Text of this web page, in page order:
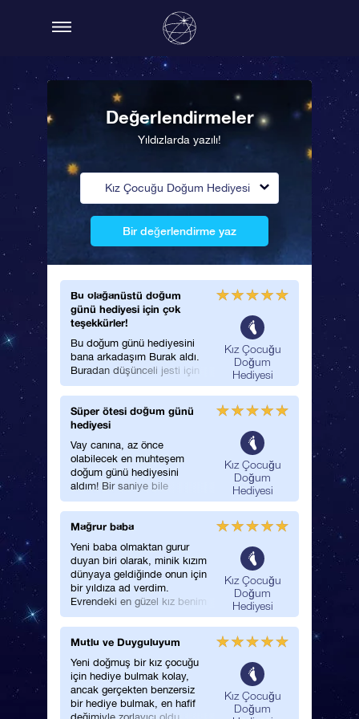
Değerlendirmeler
Yıldızlarda yazılı!
Kız Çocuğu Doğum Hediyesi
Bir değerlendirme yaz
Bu olağanüstü doğum
günü hediyesi için çok
teşekkürler!
Bu doğum günü hediyesini
bana arkadaşım Burak aldı.
Buradan düşünceli jesti için
kendisine teşekkür etmek
istiyorum. Doğrusunu
söylemek gerekirse bundan
güzel bir yaş günü hediyesi
düşünemiyorum!
Kız Çocuğu
Doğum
Hediyesi
Süper ötesi doğum günü
hediyesi
Vay canına, az önce
olabilecek en muhteşem
doğum günü hediyesini
aldım! Bir saniye bile
durmadım ve gidip bir kız
arkadaşım için de doğum
günü yıldızı sipariş ettim. Bu
tek kelimeyle en şaşırtıcı, en
sembolik hediye, tanıdığım
herkese anlatmak için
sabırsızlanıyorum!
Kız Çocuğu
Doğum
Hediyesi
Mağrur baba
Yeni baba olmaktan gurur
duyan biri olarak, minik kızım
dünyaya geldiğinde onun için
bir yıldıza ad verdim.
Evrendeki en güzel kız benim
kızım ve hiçbir şey onun için
yeterince iyi değil, fakat
yıldız adlandırmak kusursuz
bir başlangıç diyebilirim
sanırım!
Kız Çocuğu
Doğum
Hediyesi
Mutlu ve Duyguluyum
Yeni doğmuş bir kız çocuğu
için hediye bulmak kolay,
ancak gerçekten benzersiz
bir hediye bulmak, en hafif
Kız Çocuğu
Doğum